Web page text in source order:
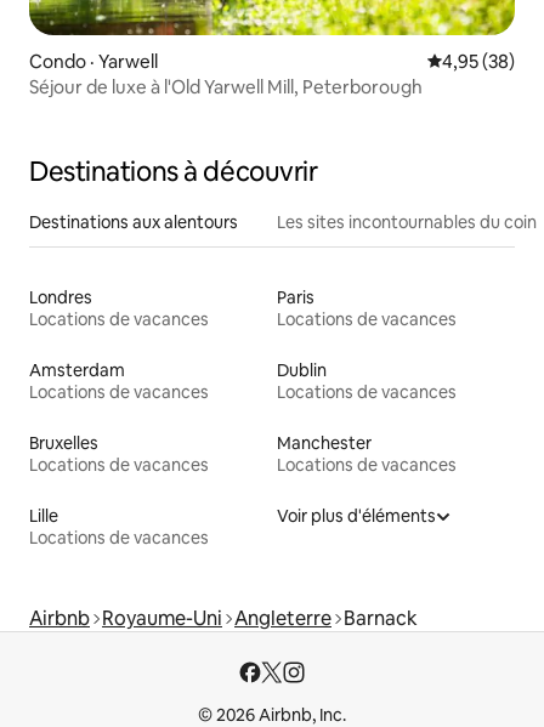
Condo · Yarwell Note
4,95 (38)
Séjour de luxe à l'Old Yarwell Mill, Peterborough
Destinations à découvrir
Destinations aux alentours Les sites incontournables du coin
Londres
Locations de vacances
Paris
Locations de vacances
Amsterdam
Locations de vacances
Dublin
Locations de vacances
Bruxelles
Locations de vacances
Manchester
Locations de vacances
Lille
Locations de vacances
Voir plus d'éléments
Airbnb Royaume-Uni Angleterre Barnack
© 2026 Airbnb, Inc.